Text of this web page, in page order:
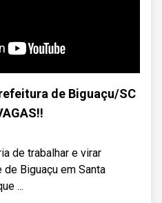
de Biguaçu/SC
de trabalhar e virar
Biguaçu em Santa
...